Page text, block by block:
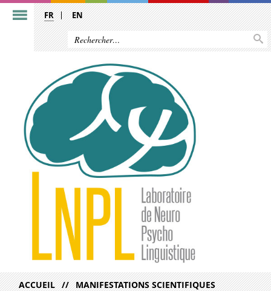
FR EN
ACCUEIL MANIFESTATIONS SCIENTIFIQUES